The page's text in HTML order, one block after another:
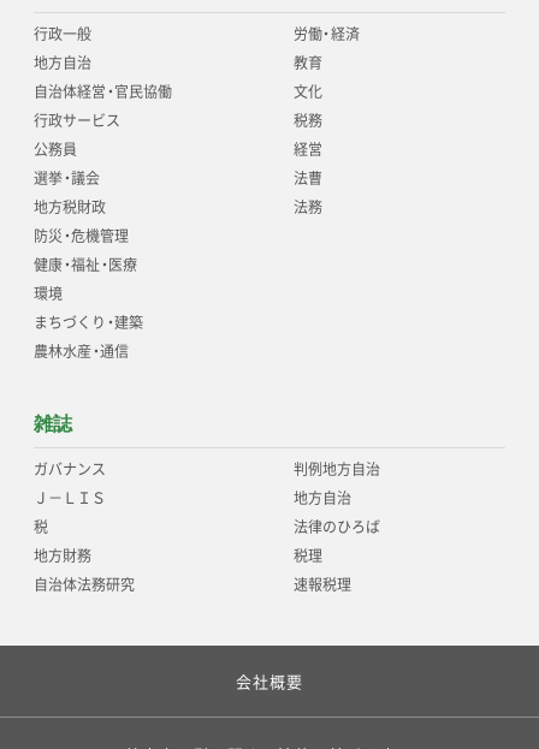
行政一般
地方自治
自治体経営・官民協働
行政サービス
公務員
選挙・議会
地方税財政
防災・危機管理
健康・福祉・医療
環境
まちづくり・建築
農林水産・通信
労働・経済
教育
文化
税務
経営
法曹
法務
雑誌
ガバナンス
Ｊ－ＬＩＳ
税
地方財務
自治体法務研究
判例地方自治
地方自治
法律のひろば
税理
速報税理
会社概要